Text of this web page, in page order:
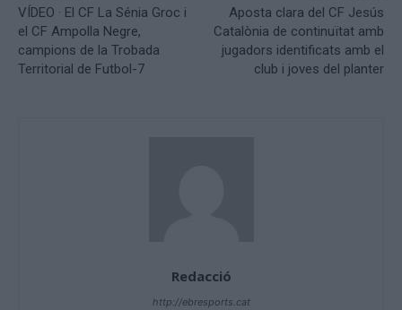
VÍDEO · El CF La Sénia Groc i
el CF Ampolla Negre,
campions de la Trobada
Territorial de Futbol-7
Aposta clara del CF Jesús
Catalònia de continuïtat amb
jugadors identificats amb el
club i joves del planter
Redacció
http://ebresports.cat